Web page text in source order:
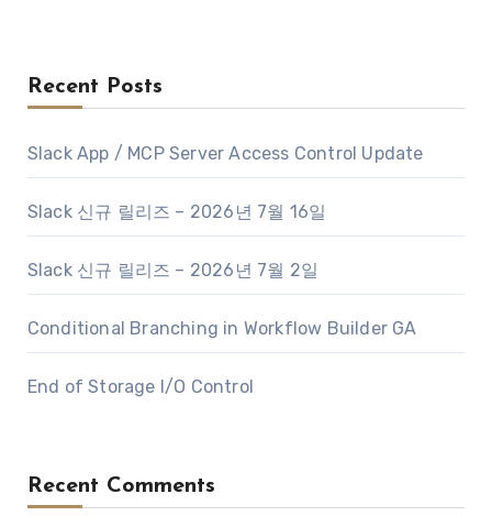
Recent Posts
Slack App / MCP Server Access Control Update
Slack 신규 릴리즈 – 2026년 7월 16일
Slack 신규 릴리즈 – 2026년 7월 2일
Conditional Branching in Workflow Builder GA
End of Storage I/O Control
Recent Comments